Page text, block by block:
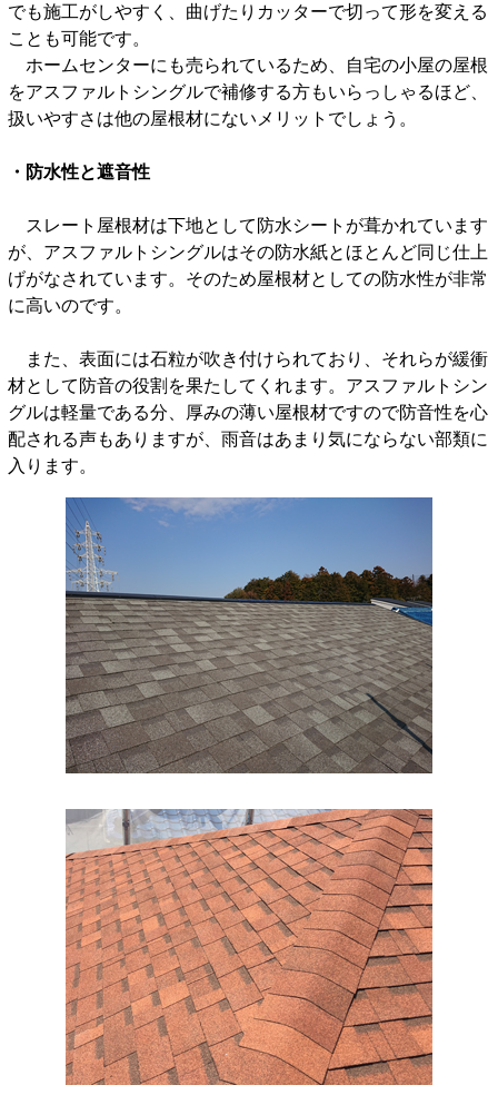
でも施工がしやすく、曲げたりカッターで切って形を変える
ことも可能です。
ホームセンターにも売られているため、自宅の小屋の屋根
をアスファルトシングルで補修する方もいらっしゃるほど、
扱いやすさは他の屋根材にないメリットでしょう。
・防水性と遮音性
スレート屋根材は下地として防水シートが葺かれています
が、アスファルトシングルはその防水紙とほとんど同じ仕上
げがなされています。そのため屋根材としての防水性が非常
に高いのです。
また、表面には石粒が吹き付けられており、それらが緩衝
材として防音の役割を果たしてくれます。アスファルトシン
グルは軽量である分、厚みの薄い屋根材ですので防音性を心
配される声もありますが、雨音はあまり気にならない部類に
入ります。